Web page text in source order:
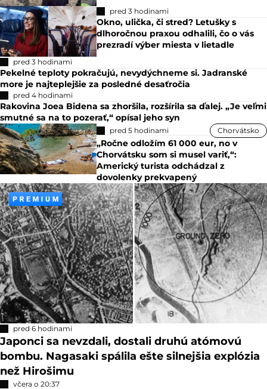
pred 3 hodinami
Okno, ulička, či stred? Letušky s
dlhoročnou praxou odhalili, čo o vás
prezradí výber miesta v lietadle
pred 3 hodinami
Pekelné teploty pokračujú, nevydýchneme si. Jadranské
more je najteplejšie za posledné desaťročia
pred 4 hodinami
Rakovina Joea Bidena sa zhoršila, rozšírila sa ďalej. „Je veľmi
smutné sa na to pozerať,“ opísal jeho syn
pred 5 hodinami Chorvátsko
„Ročne odložím 61 000 eur, no v
Chorvátsku som si musel variť,“:
Americký turista odchádzal z
dovolenky prekvapený
pred 6 hodinami
Japonci sa nevzdali, dostali druhú atómovú
bombu. Nagasaki spálila ešte silnejšia explózia
než Hirošimu
včera o 20:37